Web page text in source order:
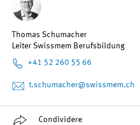
Thomas Schumacher
Leiter Swissmem Berufsbildung
+41 52 260 55 66
t.schumacher@swissmem.ch
Condividere